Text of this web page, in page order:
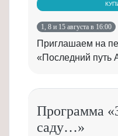
1, 8 и 15 августа в 16:00
Приглашаем на
«Последний путь
Программа
саду…»